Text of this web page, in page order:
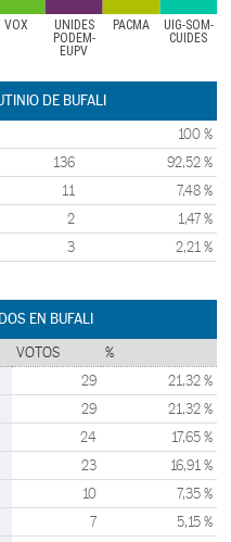
VOX
UNIDES
PODEM-
EUPV
PACMA
UIG-SOM-
CUIDES
DE BUFALI
100 %
136 92,52 %
11 7,48 %
2 1,47 %
3 2,21 %
EN BUFALI
VOTOS %
29 21,32 %
29 21,32 %
24 17,65 %
23 16,91 %
10 7,35 %
7 5,15 %